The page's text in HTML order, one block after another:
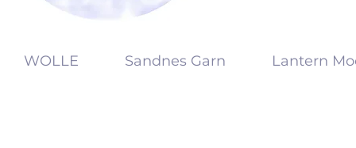
KW
WOLLE Sandnes Garn Lantern